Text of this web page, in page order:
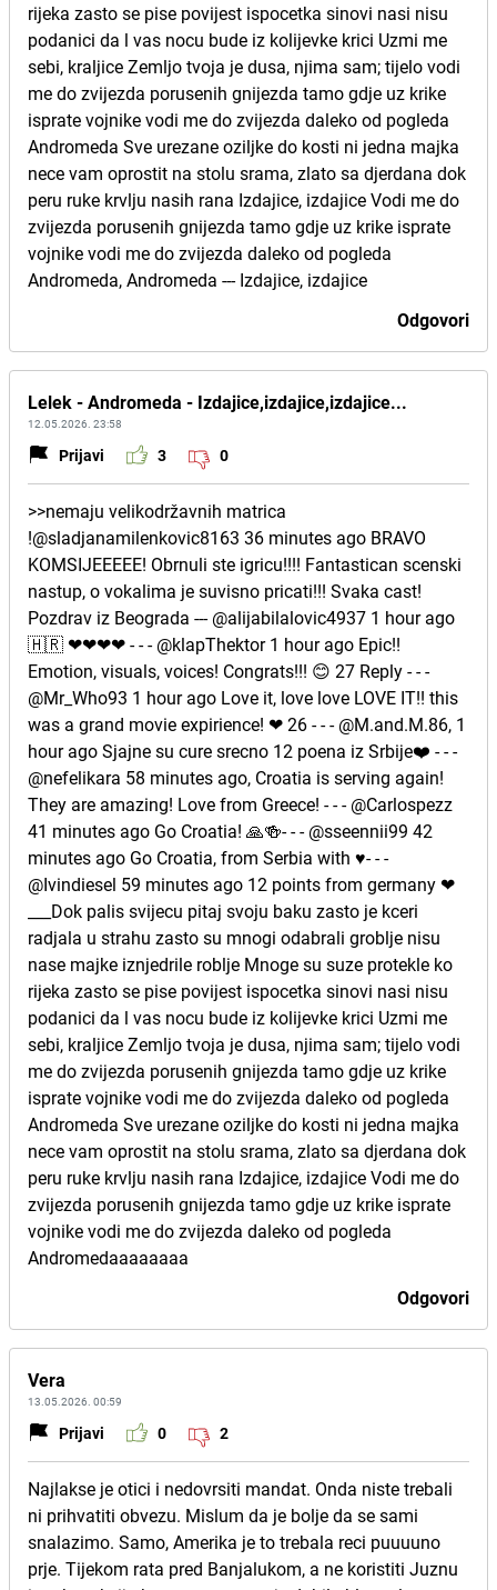
rijeka zasto se pise povijest ispocetka sinovi nasi nisu
podanici da l vas nocu bude iz kolijevke krici Uzmi me
sebi, kraljice Zemljo tvoja je dusa, njima sam; tijelo vodi
me do zvijezda porusenih gnijezda tamo gdje uz krike
isprate vojnike vodi me do zvijezda daleko od pogleda
Andromeda Sve urezane oziljke do kosti ni jedna majka
nece vam oprostit na stolu srama, zlato sa djerdana dok
peru ruke krvlju nasih rana Izdajice, izdajice Vodi me do
zvijezda porusenih gnijezda tamo gdje uz krike isprate
vojnike vodi me do zvijezda daleko od pogleda
Andromeda, Andromeda --- Izdajice, izdajice
Odgovori
Lelek - Andromeda - Izdajice,izdajice,izdajice...
12.05.2026. 23:58
Prijavi 3 0
>>nemaju velikodržavnih matrica
!@sladjanamilenkovic8163 36 minutes ago BRAVO
KOMSIJEEEEE! Obrnuli ste igricu!!!! Fantastican scenski
nastup, o vokalima je suvisno pricati!!! Svaka cast!
Pozdrav iz Beograda --- @alijabilalovic4937 1 hour ago
🇭🇷 ❤❤❤❤ - - - @klapThektor 1 hour ago Epic!!
Emotion, visuals, voices! Congrats!!! 😊 27 Reply - - -
@Mr_Who93 1 hour ago Love it, love love LOVE IT!! this
was a grand movie expirience! ❤ 26 - - - @M.and.M.86, 1
hour ago Sjajne su cure srecno 12 poena iz Srbije❤️ - - -
@nefelikara 58 minutes ago, Croatia is serving again!
They are amazing! Love from Greece! - - - @Carlospezz
41 minutes ago Go Croatia! 🙏🍻- - - @sseennii99 42
minutes ago Go Croatia, from Serbia with ♥️- - -
@Ivindiesel 59 minutes ago 12 points from germany ❤
___Dok palis svijecu pitaj svoju baku zasto je kceri
radjala u strahu zasto su mnogi odabrali groblje nisu
nase majke iznjedrile roblje Mnoge su suze protekle ko
rijeka zasto se pise povijest ispocetka sinovi nasi nisu
podanici da l vas nocu bude iz kolijevke krici Uzmi me
sebi, kraljice Zemljo tvoja je dusa, njima sam; tijelo vodi
me do zvijezda porusenih gnijezda tamo gdje uz krike
isprate vojnike vodi me do zvijezda daleko od pogleda
Andromeda Sve urezane oziljke do kosti ni jedna majka
nece vam oprostit na stolu srama, zlato sa djerdana dok
peru ruke krvlju nasih rana Izdajice, izdajice Vodi me do
zvijezda porusenih gnijezda tamo gdje uz krike isprate
vojnike vodi me do zvijezda daleko od pogleda
Andromedaaaaaaaa
Odgovori
Vera
13.05.2026. 00:59
Prijavi 0 2
Najlakse je otici i nedovrsiti mandat. Onda niste trebali
ni prihvatiti obvezu. Mislum da je bolje da se sami
snalazimo. Samo, Amerika je to trebala reci puuuuno
prje. Tijekom rata pred Banjalukom, a ne koristiti Juznu